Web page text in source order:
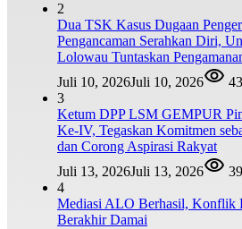
2
Dua TSK Kasus Dugaan
Pengancaman Serahkan Diri,
Lolowau Tuntaskan
Juli 10, 2026Juli 10, 2026
3
Ketum DPP LSM GEMPUR
Ke-IV, Tegaskan Komitmen
dan Corong Aspirasi Rakyat
Juli 13, 2026Juli 13, 2026
4
Mediasi ALO Berhasil, Konflik
Berakhir Damai